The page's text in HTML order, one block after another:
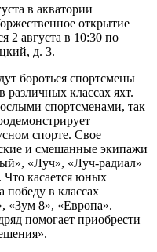
в акватории
открытие
2 августа в 10:30 по
д. 3.
бороться спортсмены
различных классах яхт.
спортсменами, так
спорте. Свое
и смешанные экипажи
«Луч», «Луч-радиал»
Что касается юных
победу в классах
«Зум 8», «Европа».
помогает приобрести